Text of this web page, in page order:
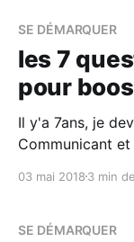
SE DÉMARQUER
les 7
pour
Il y'a 7ans, je
Communicant
avancer ton business. Ces questions
03 mai 2018 3 min
SE DÉMARQUER